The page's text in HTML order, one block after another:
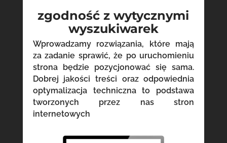
zgodność z wytycznymi
wyszukiwarek
Wprowadzamy rozwiązania, które mają
za zadanie sprawić, że po uruchomieniu
strona będzie pozycjonować się sama.
Dobrej jakości treści oraz odpowiednia
optymalizacja techniczna to podstawa
tworzonych przez nas stron
internetowych